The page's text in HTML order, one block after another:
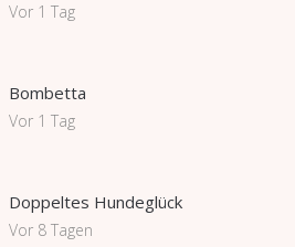
Vor 1 Tag
Bombetta
Vor 1 Tag
Doppeltes Hundeglück
Vor 8 Tagen